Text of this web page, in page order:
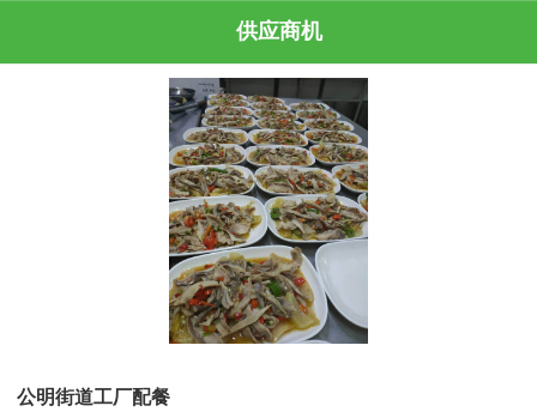
供应商机
公明街道工厂配餐